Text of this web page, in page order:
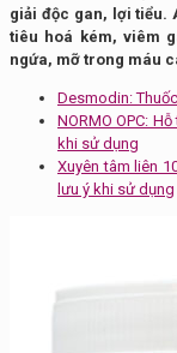
giải độc gan, lợi tiểu.
tiêu hoá kém, viêm
ngứa, mỡ trong máu
Desmodin:
NORMO OPC:
khi sử dụng
Xuyên tâm liên
lưu ý khi sử dụng